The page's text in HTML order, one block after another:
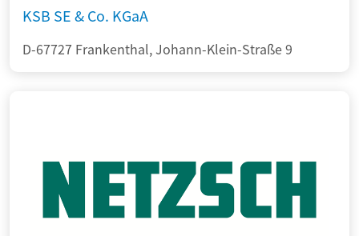
KSB SE & Co. KGaA
D-67727 Frankenthal, Johann-Klein-Straße 9